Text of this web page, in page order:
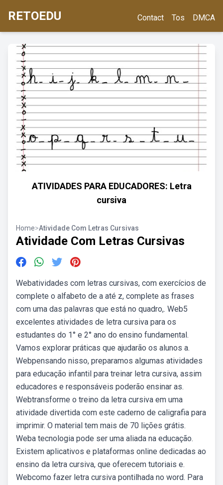
RETOEDU Contact Tos DMCA
ATIVIDADES PARA EDUCADORES: Letra
cursiva
Home>Atividade Com Letras Cursivas
Atividade Com Letras Cursivas
Webatividades com letras cursivas, com exercícios de
complete o alfabeto de a até z, complete as frases
com uma das palavras que está no quadro,. Web5
excelentes atividades de letra cursiva para os
estudantes do 1° e 2° ano do ensino fundamental.
Vamos explorar práticas que ajudarão os alunos a.
Webpensando nisso, preparamos algumas atividades
para educação infantil para treinar letra cursiva, assim
educadores e responsáveis poderão ensinar as.
Webtransforme o treino da letra cursiva em uma
atividade divertida com este caderno de caligrafia para
imprimir. O material tem mais de 70 lições grátis.
Weba tecnologia pode ser uma aliada na educação.
Existem aplicativos e plataformas online dedicadas ao
ensino da letra cursiva, que oferecem tutoriais e.
Webcomo fazer letra cursiva pontilhada no word. Para